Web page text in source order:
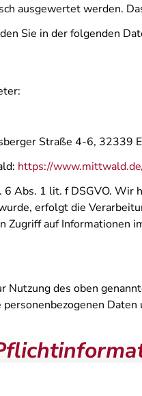
ausgewertet werden.
Sie in der folgenden
Straße 4-6, 32339
https://
Abs. 1 lit. f DSGVO.
erfolgt die
auf
des oben